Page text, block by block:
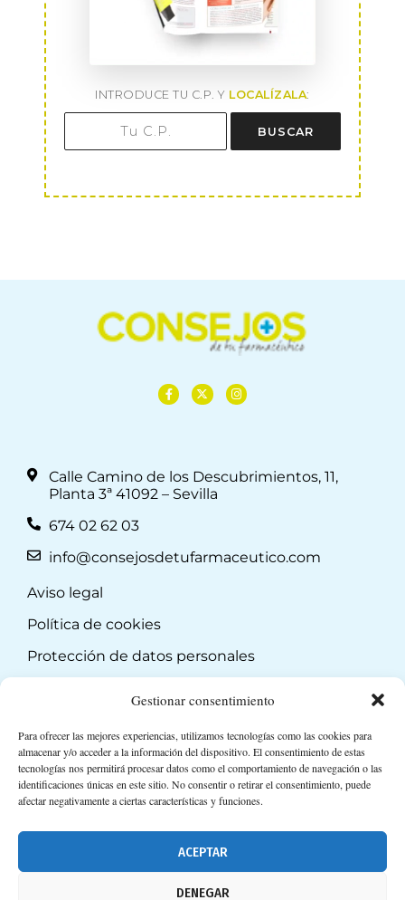
Gestionar consentimiento
Para ofrecer las mejores experiencias, utilizamos tecnologías como las cookies para
almacenar y/o acceder a la información del dispositivo. El consentimiento de estas
tecnologías nos permitirá procesar datos como el comportamiento de navegación o las
identificaciones únicas en este sitio. No consentir o retirar el consentimiento, puede
afectar negativamente a ciertas características y funciones.
ACEPTAR
DENEGAR
INTRODUCE TU C.P. Y LOCALÍZALA:
BUSCAR
Calle Camino de los Descubrimientos, 11,
Planta 3ª 41092 – Sevilla
674 02 62 03
info@consejosdetufarmaceutico.com
Aviso legal
Política de cookies
Protección de datos personales